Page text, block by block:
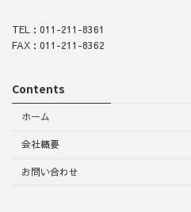
TEL：011-211-8361
FAX：011-211-8362
Contents
ホーム
会社概要
お問い合わせ